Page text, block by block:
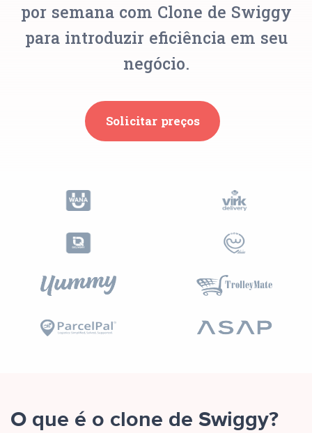
por semana com Clone de Swiggy
para introduzir eficiência em seu
negócio.
Solicitar preços
O que é o clone de Swiggy?